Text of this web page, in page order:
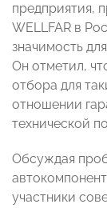
предприятия,
WELLFAR в
значимость
Он отметил,
отбора для
отношении
технической
Обсуждая
участники